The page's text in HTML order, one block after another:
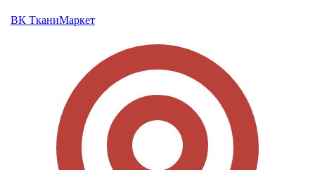
ВК ТканиМаркет